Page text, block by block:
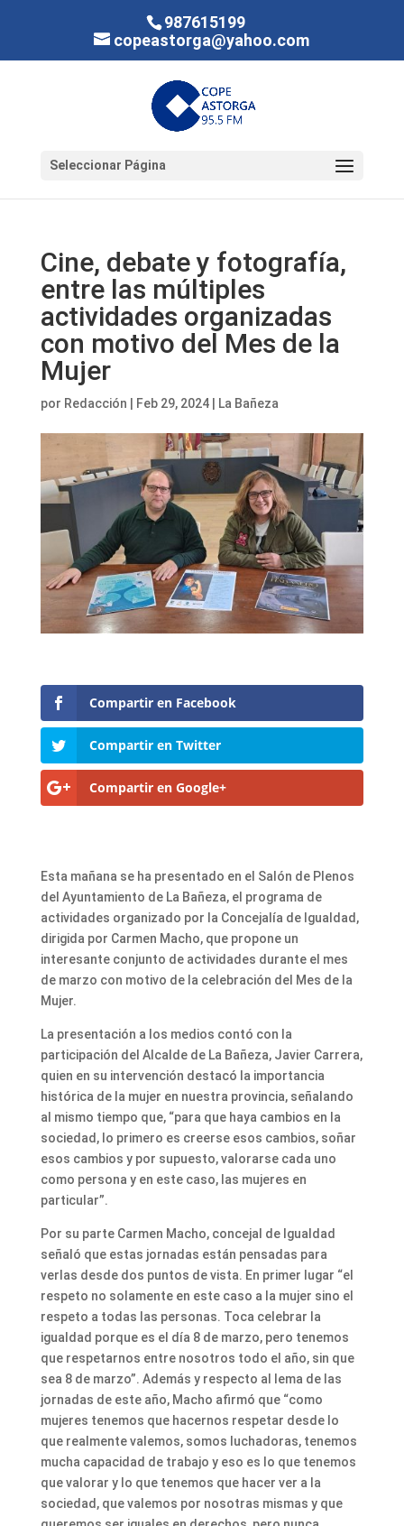
987615199
copeastorga@yahoo.com
Seleccionar Página
Cine, debate y fotografía,
entre las múltiples
actividades organizadas
con motivo del Mes de la
Mujer
por Redacción Feb 29, 2024| La Bañeza
Compartir en Facebook
Compartir en Twitter
Compartir en Google+
Esta mañana se ha presentado en el Salón de Plenos
del Ayuntamiento de La Bañeza, el programa de
actividades organizado por la Concejalía de Igualdad,
dirigida por Carmen Macho, que propone un
interesante conjunto de actividades durante el mes
de marzo con motivo de la celebración del Mes de la
Mujer.
La presentación a los medios contó con la
participación del Alcalde de La Bañeza, Javier Carrera,
quien en su intervención destacó la importancia
histórica de la mujer en nuestra provincia, señalando
al mismo tiempo que, “para que haya cambios en la
sociedad, lo primero es creerse esos cambios, soñar
esos cambios y por supuesto, valorarse cada uno
como persona y en este caso, las mujeres en
particular”.
Por su parte Carmen Macho, concejal de Igualdad
señaló que estas jornadas están pensadas para
verlas desde dos puntos de vista. En primer lugar “el
respeto no solamente en este caso a la mujer sino el
respeto a todas las personas. Toca celebrar la
igualdad porque es el día 8 de marzo, pero tenemos
que respetarnos entre nosotros todo el año, sin que
sea 8 de marzo”. Además y respecto al lema de las
jornadas de este año, Macho afirmó que “como
mujeres tenemos que hacernos respetar desde lo
que realmente valemos, somos luchadoras, tenemos
mucha capacidad de trabajo y eso es lo que tenemos
que valorar y lo que tenemos que hacer ver a la
sociedad, que valemos por nosotras mismas y que